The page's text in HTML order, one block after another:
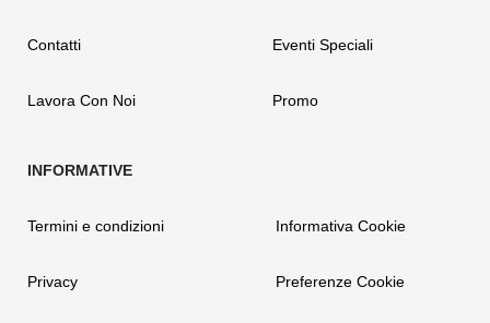
Contatti
Lavora Con Noi
Eventi Speciali
Promo
Termini e condizioni
Privacy
Informativa Cookie
Preferenze Cookie